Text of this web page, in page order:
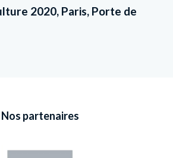
2020, Paris, Porte de
Nos partenaires